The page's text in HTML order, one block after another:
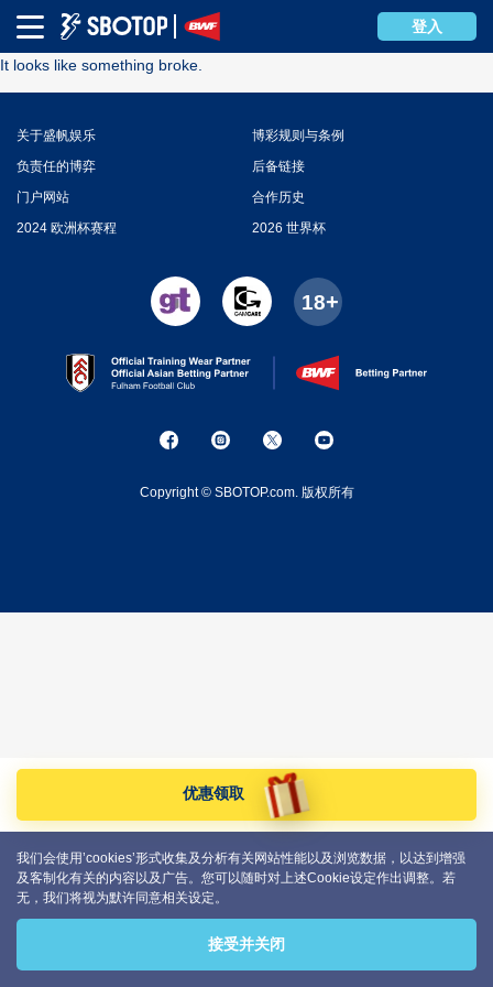
登入
Error
It looks like something broke.
关于盛帆娱乐
博彩规则与条例
负责任的博弈
后备链接
门户网站
合作历史
2024 欧洲杯赛程
2026 世界杯
Copyright © SBOTOP.com. 版权所有
优惠领取
我们会使用’cookies’形式收集及分析有关网站性能以及浏览数据，以达到增强
及客制化有关的内容以及广告。您可以随时对上述Cookie设定作出调整。若
无，我们将视为默许同意相关设定。
接受并关闭